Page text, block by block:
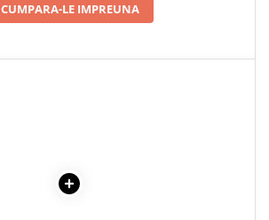
CUMPARA-LE IMPREUNA